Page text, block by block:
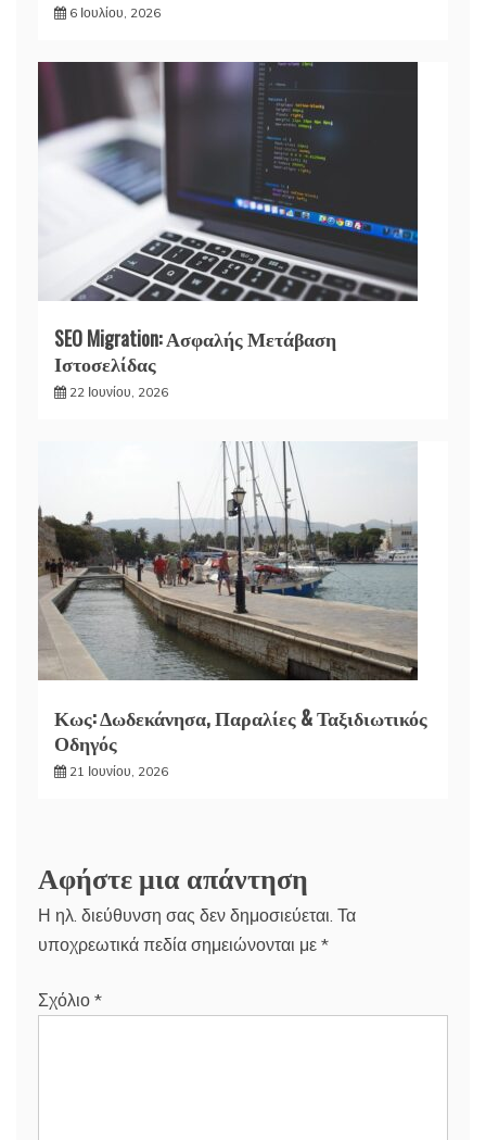
6 Ιουλίου, 2026
SEO Migration: Ασφαλής Μετάβαση
Ιστοσελίδας
22 Ιουνίου, 2026
Κως: Δωδεκάνησα, Παραλίες & Ταξιδιωτικός
Οδηγός
21 Ιουνίου, 2026
Αφήστε μια απάντηση
Η ηλ. διεύθυνση σας δεν δημοσιεύεται. Τα
υποχρεωτικά πεδία σημειώνονται με *
Σχόλιο *